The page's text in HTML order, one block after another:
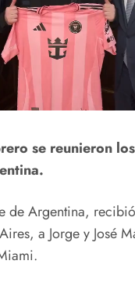
se reunieron
de Argentina,
a Jorge y José